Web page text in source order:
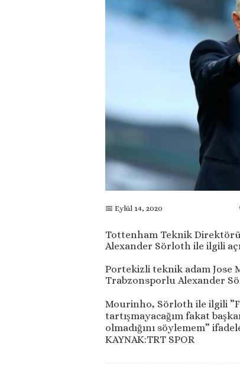
📅 Eylül 14, 2020
Tottenham Teknik
Alexander Sörloth ile ilgili
Portekizli teknik adam Jose
Trabzonsporlu Alexander
Mourinho, Sörloth ile ilgili
tartışmayacağım fakat
olmadığını söylemem”
KAYNAK:TRT SPOR